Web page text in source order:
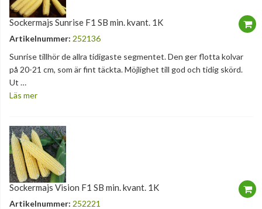
Sockermajs Sunrise F1 SB min. kvant. 1K
Artikelnummer: 252136
Sunrise tillhör de allra tidigaste segmentet. Den ger flotta kolvar
på 20-21 cm, som är fint täckta. Möjlighet till god och tidig skörd.
Ut …
Läs mer
Sockermajs Vision F1 SB min. kvant. 1K
Artikelnummer: 252221